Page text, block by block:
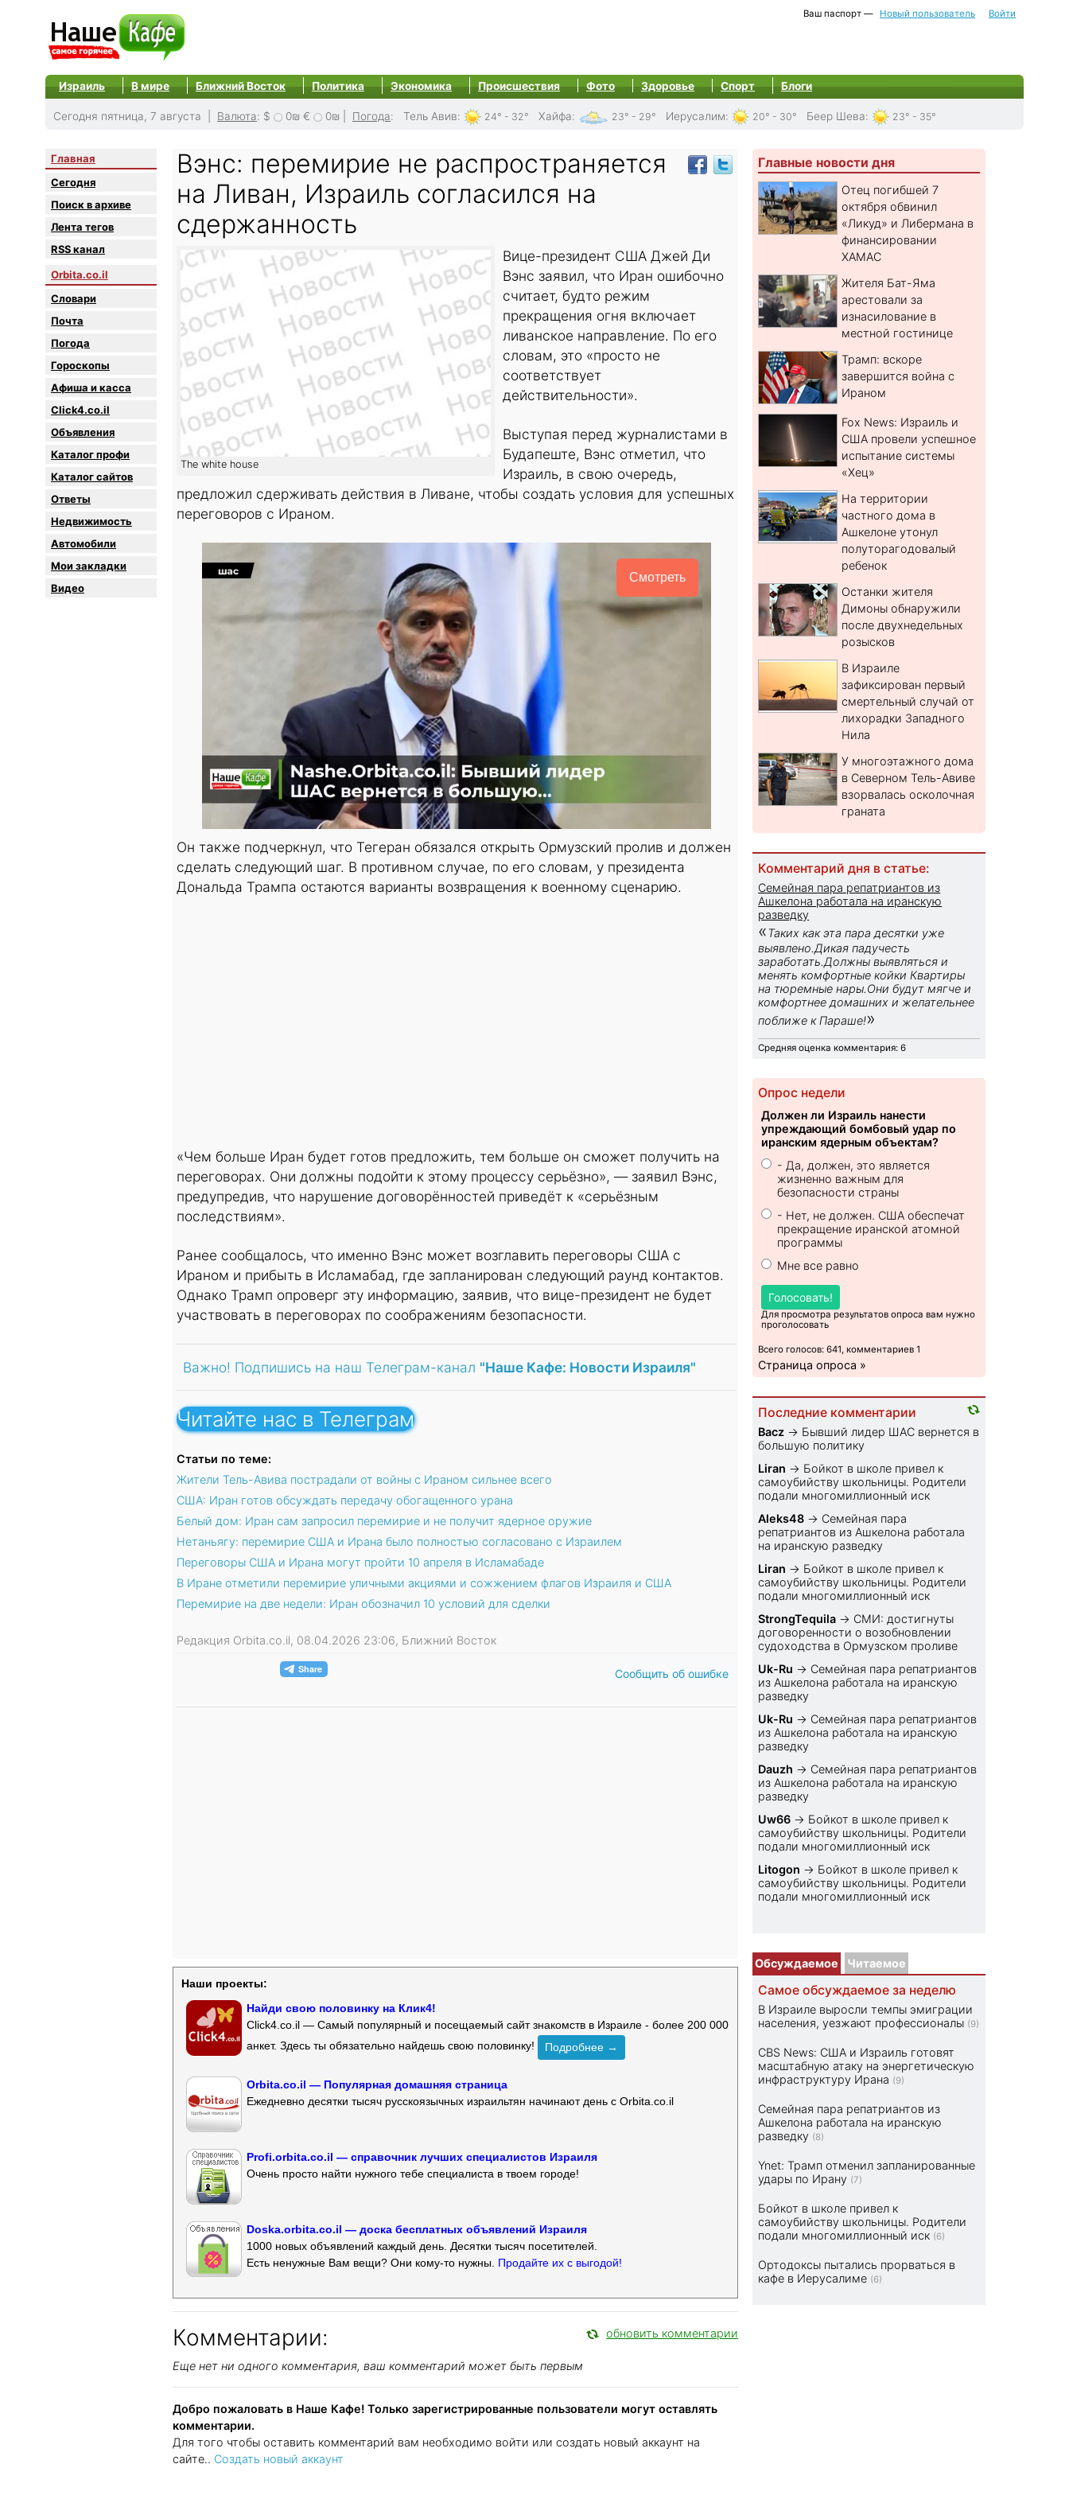
Ваш паспорт — Новый пользователь Войти
Израиль В мире Ближний Восток Политика Экономика Происшествия Фото Здоровье Спорт Блоги
Сегодня пятница, 7 августа | Валюта: $ 0₪ € 0₪ Погода: Тель Авив: 24° - 32° Хайфа: 23° - 29° Иерусалим: 20° - 30° Беер Шева: 23° - 35°
Главная
Сегодня
Поиск в архиве
Лента тегов
RSS канал
Orbita.co.il
Словари
Почта
Погода
Гороскопы
Афиша и касса
Click4.co.il
Объявления
Каталог профи
Каталог сайтов
Oтветы
Недвижимость
Автомобили
Мои закладки
Видео
Вэнс: перемирие не распространяется
на Ливан, Израиль согласился на
сдержанность
The white house
Вице-президент США Джей Ди
Вэнс заявил, что Иран ошибочно
считает, будто режим
прекращения огня включает
ливанское направление. По его
словам, это «просто не
соответствует
действительности».
Выступая перед журналистами в
Будапеште, Вэнс отметил, что
Израиль, в свою очередь,
предложил сдерживать действия в Ливане, чтобы создать условия для успешных
переговоров с Ираном.
Смотреть
Он также подчеркнул, что Тегеран обязался открыть Ормузский пролив и должен
сделать следующий шаг. В противном случае, по его словам, у президента
Дональда Трампа остаются варианты возвращения к военному сценарию.
«Чем больше Иран будет готов предложить, тем больше он сможет получить на
переговорах. Они должны подойти к этому процессу серьёзно», — заявил Вэнс,
предупредив, что нарушение договорённостей приведёт к «серьёзным
последствиям».
Ранее сообщалось, что именно Вэнс может возглавить переговоры США с
Ираном и прибыть в Исламабад, где запланирован следующий раунд контактов.
Однако Трамп опроверг эту информацию, заявив, что вице-президент не будет
участвовать в переговорах по соображениям безопасности.
Важно! Подпишись на наш Телеграм-канал "Наше Кафе: Новости Израиля"
Читайте нас в Телеграм
Статьи по теме:
Жители Тель-Авива пострадали от войны с Ираном сильнее всего
США: Иран готов обсуждать передачу обогащенного урана
Белый дом: Иран сам запросил перемирие и не получит ядерное оружие
Нетаньягу: перемирие США и Ирана было полностью согласовано с Израилем
Переговоры США и Ирана могут пройти 10 апреля в Исламабаде
В Иране отметили перемирие уличными акциями и сожжением флагов Израиля и США
Перемирие на две недели: Иран обозначил 10 условий для сделки
Редакция Orbita.co.il, 08.04.2026 23:06, Ближний Восток
Сообщить об ошибке
Наши проекты:
Найди свою половинку на Клик4!
Click4.co.il — Самый популярный и посещаемый сайт знакомств в Израиле - более 200 000
анкет. Здесь ты обязательно найдешь свою половинку!
Подробнее →
Orbita.co.il — Популярная домашняя страница
Ежедневно десятки тысяч русскоязычных израильтян начинают день с Orbita.co.il
Profi.orbita.co.il — справочник лучших специалистов Израиля
Очень просто найти нужного тебе специалиста в твоем городе!
Doska.orbita.co.il — доска бесплатных объявлений Израиля
1000 новых объявлений каждый день. Десятки тысяч посетителей.
Есть ненужные Вам вещи? Они кому-то нужны. Продайте их с выгодой!
Комментарии: обновить комментарии
Еще нет ни одного комментария, ваш комментарий может быть первым
Добро пожаловать в Наше Кафе! Только зарегистрированные пользователи могут оставлять
комментарии.
Для того чтобы оставить комментарий вам необходимо войти или создать новый аккаунт на
сайте.. Создать новый аккаунт
Главные новости дня
Отец погибшей 7
октября обвинил
«Ликуд» и Либермана в
финансировании
ХАМАС
Жителя Бат-Яма
арестовали за
изнасилование в
местной гостинице
Трамп: вскоре
завершится война с
Ираном
Fox News: Израиль и
США провели успешное
испытание системы
«Хец»
На территории
частного дома в
Ашкелоне утонул
полуторагодовалый
ребенок
Останки жителя
Димоны обнаружили
после двухнедельных
розысков
В Израиле
зафиксирован первый
смертельный случай от
лихорадки Западного
Нила
У многоэтажного дома
в Северном Тель-Авиве
взорвалась осколочная
граната
Комментарий дня в статье:
Семейная пара репатриантов из
Ашкелона работала на иранскую
разведку
«Таких как эта пара десятки уже
выявлено.Дикая падучесть
заработать.Должны выявляться и
менять комфортные койки Квартиры
на тюремные нары.Они будут мягче и
комфортнее домашних и желательнее
поближе к Параше!»
Средняя оценка комментария: 6
Опрос недели
Должен ли Израиль нанести
упреждающий бомбовый удар по
иранским ядерным объектам?
- Да, должен, это является
жизненно важным для
безопасности страны
- Нет, не должен. США обеспечат
прекращение иранской атомной
программы
Мне все равно
Голосовать!
Для просмотра результатов опроса вам нужно
проголосовать
Всего голосов: 641, комментариев 1
Страница опроса »
Последние комментарии
Bacz → Бывший лидер ШАС вернется в
большую политику
Liran → Бойкот в школе привел к
самоубийству школьницы. Родители
подали многомиллионный иск
Aleks48 → Семейная пара
репатриантов из Ашкелона работала
на иранскую разведку
Liran → Бойкот в школе привел к
самоубийству школьницы. Родители
подали многомиллионный иск
StrongTequila → СМИ: достигнуты
договоренности о возобновлении
судоходства в Ормузском проливе
Uk-Ru → Семейная пара репатриантов
из Ашкелона работала на иранскую
разведку
Uk-Ru → Семейная пара репатриантов
из Ашкелона работала на иранскую
разведку
Dauzh → Семейная пара репатриантов
из Ашкелона работала на иранскую
разведку
Uw66 → Бойкот в школе привел к
самоубийству школьницы. Родители
подали многомиллионный иск
Litogon → Бойкот в школе привел к
самоубийству школьницы. Родители
подали многомиллионный иск
Обсуждаемое Читаемое
Самое обсуждаемое за неделю
В Израиле выросли темпы эмиграции
населения, уезжают профессионалы (9)
CBS News: США и Израиль готовят
масштабную атаку на энергетическую
инфраструктуру Ирана (9)
Семейная пара репатриантов из
Ашкелона работала на иранскую
разведку (8)
Ynet: Трамп отменил запланированные
удары по Ирану (7)
Бойкот в школе привел к
самоубийству школьницы. Родители
подали многомиллионный иск (6)
Ортодоксы пытались прорваться в
кафе в Иерусалиме (6)